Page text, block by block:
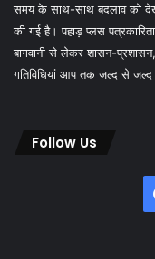
समय के साथ-साथ बदलाव को
की गई है। पहाड़ प्लस
बागवानी से लेकर शासन-
गतिविधियां आप तक जल्द से जल्द
Follow Us